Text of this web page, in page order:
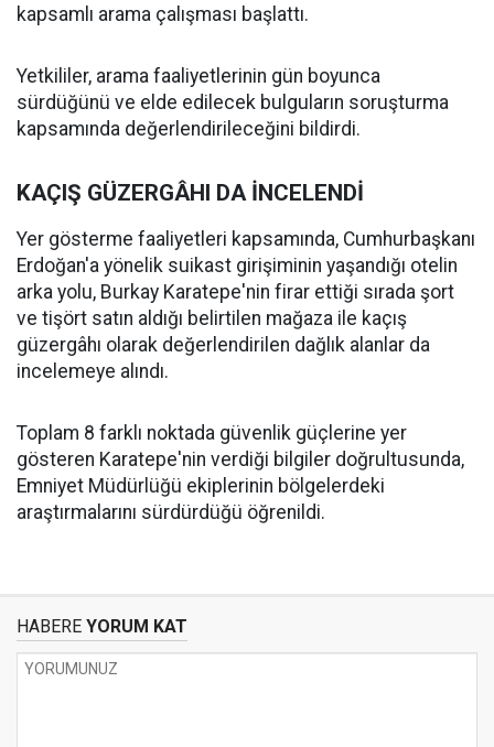
kapsamlı arama çalışması başlattı.
Yetkililer, arama faaliyetlerinin gün boyunca
sürdüğünü ve elde edilecek bulguların soruşturma
kapsamında değerlendirileceğini bildirdi.
KAÇIŞ GÜZERGÂHI DA İNCELENDİ
Yer gösterme faaliyetleri kapsamında, Cumhurbaşkanı
Erdoğan'a yönelik suikast girişiminin yaşandığı otelin
arka yolu, Burkay Karatepe'nin firar ettiği sırada şort
ve tişört satın aldığı belirtilen mağaza ile kaçış
güzergâhı olarak değerlendirilen dağlık alanlar da
incelemeye alındı.
Toplam 8 farklı noktada güvenlik güçlerine yer
gösteren Karatepe'nin verdiği bilgiler doğrultusunda,
Emniyet Müdürlüğü ekiplerinin bölgelerdeki
araştırmalarını sürdürdüğü öğrenildi.
HABERE YORUM KAT